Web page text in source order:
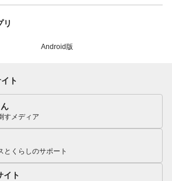
リ
Android版
ト
すメディア
とくらしのサポート
イト